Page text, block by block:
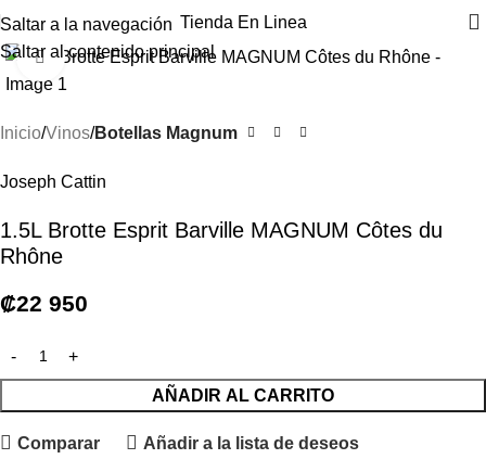
Saltar a la navegación
Saltar al contenido principal
Tienda En Linea
Haga clic para ampliar
Inicio Vinos Botellas Magnum
Joseph Cattin
1.5L Brotte Esprit Barville MAGNUM Côtes du
Rhône
₡22 950
AÑADIR AL CARRITO
Comparar Añadir a la lista de deseos